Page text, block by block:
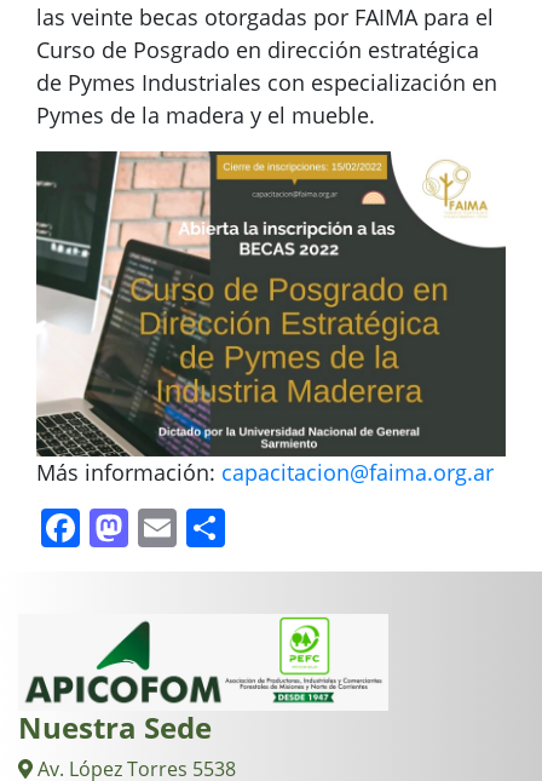
las veinte becas otorgadas por FAIMA para el
Curso de Posgrado en dirección estratégica
de Pymes Industriales con especialización en
Pymes de la madera y el mueble.
Más información: capacitacion@faima.org.ar
Facebook
Mastodon
Email
Nuestra Sede
Av. López Torres 5538